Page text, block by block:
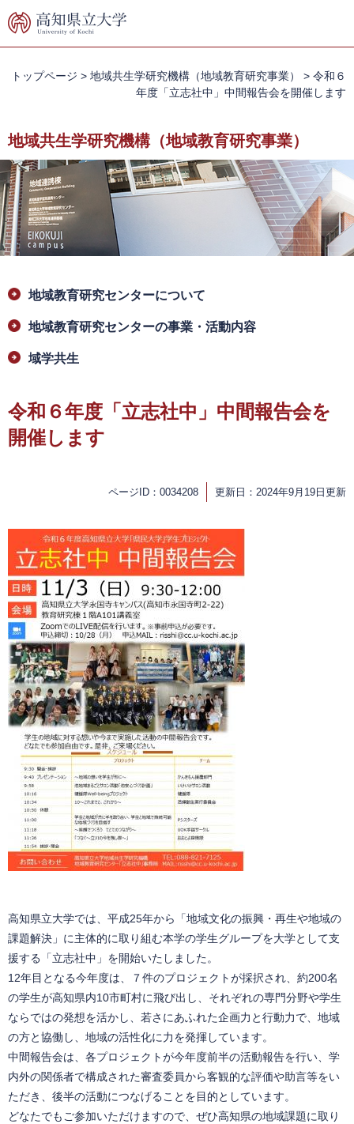
ー
ニ
て
本
文
へ
トップページ > 地域共生学研究機構（地域教育研究事業） > 令和６
年度「立志社中」中間報告会を開催します
地域共生学研究機構（地域教育研究事業）
文
地域教育研究センターについて
地域教育研究センターの事業・活動内容
域学共生
令和６年度「立志社中」中間報告会を
開催します
ページID：0034208 更新日：2024年9月19日更新
高知県立大学では、平成25年から「地域文化の振興・再生や地域の
課題解決」に主体的に取り組む本学の学生グループを大学として支
援する「立志社中」を開始いたしました。
12年目となる今年度は、７件のプロジェクトが採択され、約200名
の学生が高知県内10市町村に飛び出し、それぞれの専門分野や学生
ならではの発想を活かし、若さにあふれた企画力と行動力で、地域
の方と協働し、地域の活性化に力を発揮しています。
中間報告会は、各プロジェクトが今年度前半の活動報告を行い、学
内外の関係者で構成された審査委員から客観的な評価や助言等をい
ただき、後半の活動につなげることを目的としています。
どなたでもご参加いただけますので、ぜひ高知県の地域課題に取り